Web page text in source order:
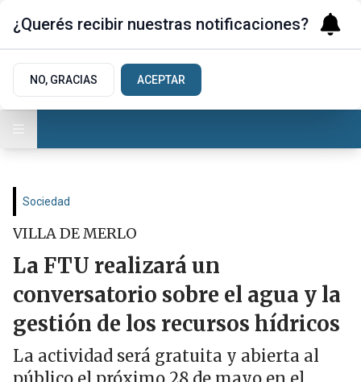
Sociedad
VILLA DE MERLO
La FTU realizará un
conversatorio sobre el agua y la
gestión de los recursos hídricos
La actividad será gratuita y abierta al
¿Querés recibir nuestras notificaciones?
NO, GRACIAS ACEPTAR